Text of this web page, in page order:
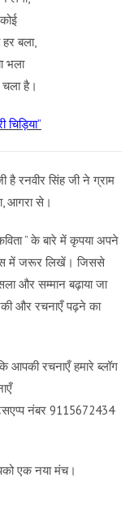
बला,
भला
है।
चिड़िया”
है रनवीर सिंह जी ने ग्राम
आगरा से।
” के बारे में कृपया अपने
में जरूर लिखें। जिससे
और सम्मान बढ़ाया जा
और रचनाएँ पढ़ने का
रचनाएँ हमारे ब्लॉग
नंबर 9115672434
एक नया मंच।